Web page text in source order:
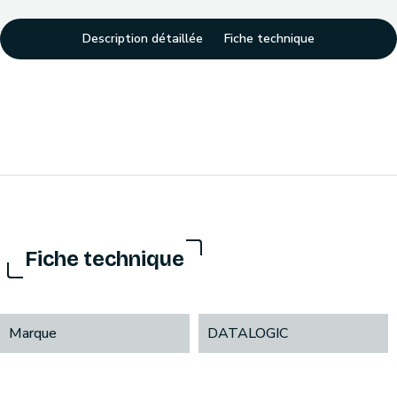
Description détaillée Fiche technique
Fiche technique
Marque DATALOGIC